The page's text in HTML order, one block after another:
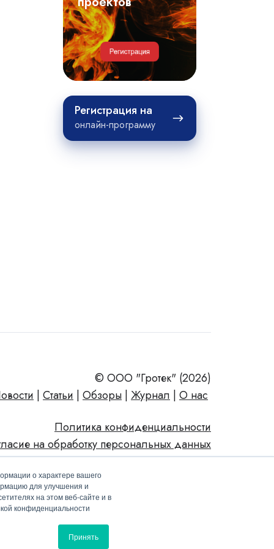
о характере вашего
для улучшения и
на этом веб-сайте и в
конфиденциальности
Принять
проектов
Регистрация на
онлайн-программу
Регистрация
© ООО "Гротек" (2026)
Статьи Обзоры Журнал О нас
Политика конфиденциальности
на обработку персональных данных